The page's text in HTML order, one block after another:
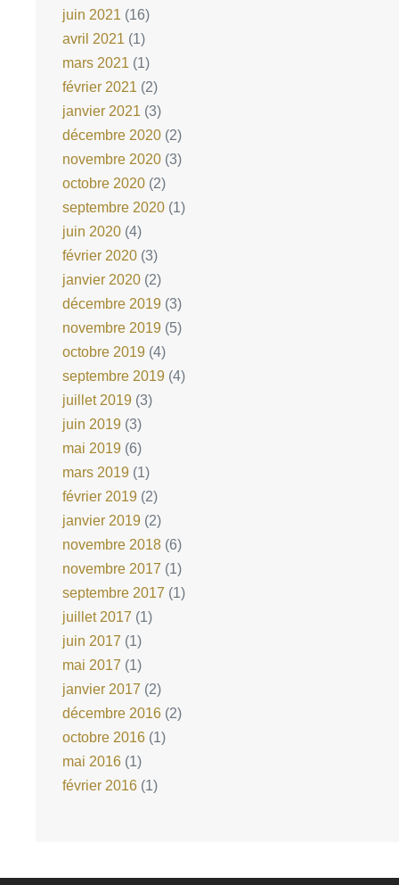
juin 2021 (16)
avril 2021 (1)
mars 2021 (1)
février 2021 (2)
janvier 2021 (3)
décembre 2020 (2)
novembre 2020 (3)
octobre 2020 (2)
septembre 2020 (1)
juin 2020 (4)
février 2020 (3)
janvier 2020 (2)
décembre 2019 (3)
novembre 2019 (5)
octobre 2019 (4)
septembre 2019 (4)
juillet 2019 (3)
juin 2019 (3)
mai 2019 (6)
mars 2019 (1)
février 2019 (2)
janvier 2019 (2)
novembre 2018 (6)
novembre 2017 (1)
septembre 2017 (1)
juillet 2017 (1)
juin 2017 (1)
mai 2017 (1)
janvier 2017 (2)
décembre 2016 (2)
octobre 2016 (1)
mai 2016 (1)
février 2016 (1)